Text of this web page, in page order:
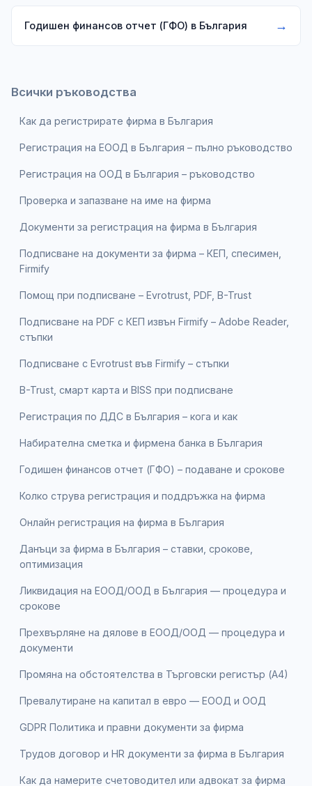
Годишен финансов отчет (ГФО) в България →
Всички ръководства
Как да регистрирате фирма в България
Регистрация на ЕООД в България – пълно ръководство
Регистрация на ООД в България – ръководство
Проверка и запазване на име на фирма
Документи за регистрация на фирма в България
Подписване на документи за фирма – КЕП, спесимен,
Firmify
Помощ при подписване – Evrotrust, PDF, B-Trust
Подписване на PDF с КЕП извън Firmify – Adobe Reader,
стъпки
Подписване с Evrotrust във Firmify – стъпки
B-Trust, смарт карта и BISS при подписване
Регистрация по ДДС в България – кога и как
Набирателна сметка и фирмена банка в България
Годишен финансов отчет (ГФО) – подаване и срокове
Колко струва регистрация и поддръжка на фирма
Онлайн регистрация на фирма в България
Данъци за фирма в България – ставки, срокове,
оптимизация
Ликвидация на ЕООД/ООД в България — процедура и
срокове
Прехвърляне на дялове в ЕООД/ООД — процедура и
документи
Промяна на обстоятелства в Търговски регистър (А4)
Превалутиране на капитал в евро — ЕООД и ООД
GDPR Политика и правни документи за фирма
Трудов договор и HR документи за фирма в България
Как да намерите счетоводител или адвокат за фирма